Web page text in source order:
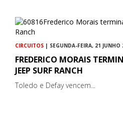
CIRCUITOS | SEGUNDA-FEIRA, 21 JUNHO
FREDERICO MORAIS
JEEP SURF RANCH
Toledo e Defay vencem...